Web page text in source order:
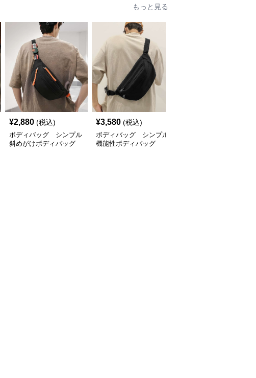
もっと見る
¥2,880 (税込)
ボディバッグ シンプル
斜めがけボディバッグ
¥3,580 (税込)
ボディバッグ シンプル
機能性ボディバッグ